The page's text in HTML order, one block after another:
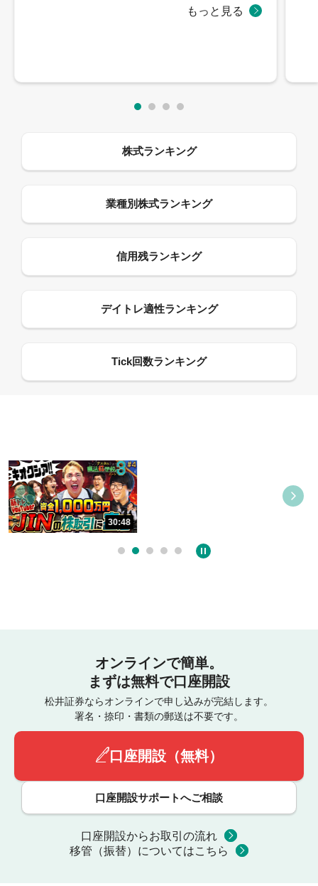
30:48
オンラインで簡単。
まずは無料で口座開設
松井証券ならオンラインで申し込みが完結します。
署名・捺印・書類の郵送は不要です。
口座開設（無料）
口座開設サポートへご相談
口座開設からお取引の流れ
移管（振替）についてはこちら